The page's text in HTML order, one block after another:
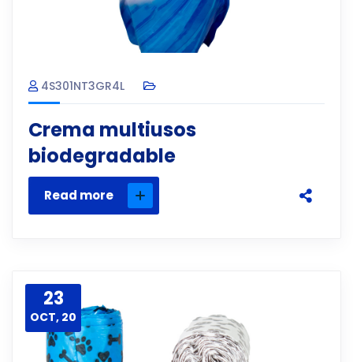
4S301NT3GR4L
Crema multiusos
biodegradable
Read more
23
OCT, 20